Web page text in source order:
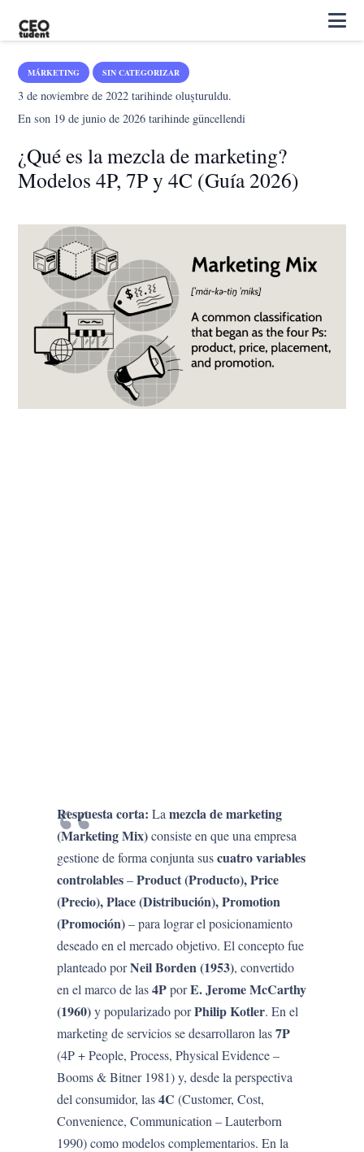
MÁRKETING SIN CATEGORIZAR
3 de noviembre de 2022 tarihinde oluşturuldu.
En son 19 de junio de 2026 tarihinde güncellendi
¿Qué es la mezcla de marketing?
Modelos 4P, 7P y 4C (Guía 2026)
Respuesta corta: Lamezcla de marketing
(Marketing Mix)consiste en que una empresa
gestione de forma conjunta suscuatro variables
controlables–Product (Producto), Price
(Precio), Place (Distribución), Promotion
(Promoción)– para lograr el posicionamiento
deseado en el mercado objetivo. El concepto fue
planteado porNeil Borden (1953), convertido
en el marco de las4PporE. Jerome McCarthy
(1960)y popularizado porPhilip Kotler. En el
marketing de servicios se desarrollaron las7P
(4P + People, Process, Physical Evidence –
Booms & Bitner 1981) y, desde la perspectiva
del consumidor, las4C (Customer, Cost,
Convenience, Communication – Lauterborn
1990) como modelos complementarios. En la